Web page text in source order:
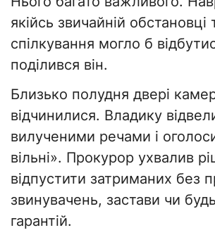
якійсь звичайній обстановці
спілкування могло б
поділився він.
Близько полудня двері
відчинилися. Владику
вилученими речами і
вільні». Прокурор ухвалив
відпустити затриманих без
звинувачень, застави чи
гарантій.